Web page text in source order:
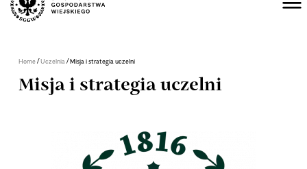
Home/Uczelnia/Misja i strategia uczelni
Misja i strategia uczelni